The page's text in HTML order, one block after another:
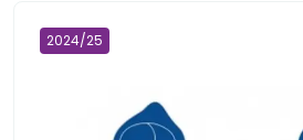
2024/25